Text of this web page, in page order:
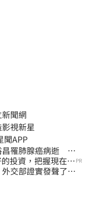
聞網
視新星
樂星聞APP
昌罹肺腺癌病逝 享
投資，把握現在不 PR
交部證實發聲了：